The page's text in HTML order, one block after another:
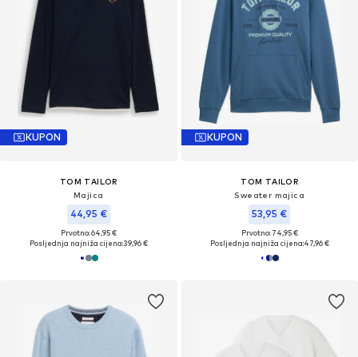
KUPON
TOM TAILOR
Majica
44,95 €
Prvotno: 64,95 €
Posljednja najniža cijena:39,96 €
KUPON
TOM TAILOR
Sweater majica
53,95 €
Prvotno: 74,95 €
Posljednja najniža cijena:47,96 €